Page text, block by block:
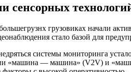
сенсорных
грузовиках начали
стало базой для
системы мониторинга
«машина — машина» (V2V) и